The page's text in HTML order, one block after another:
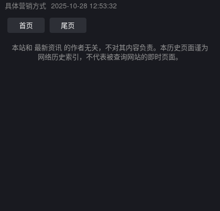
具体营销方式 2025-10-28 12:53:32
首页
尾页
本站和 最新资讯 的作者无关，不对其内容负责。本历史页面谨为
网络历史索引，不代表被查询网站的即时页面。